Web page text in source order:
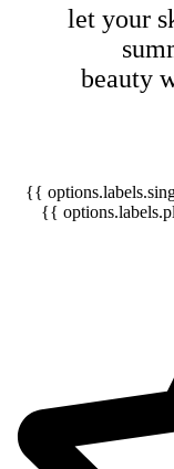
let your
beauty